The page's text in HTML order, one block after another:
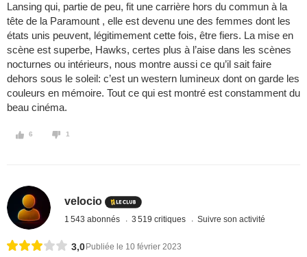
Lansing qui, partie de peu, fit une carrière hors du commun à la
tête de la Paramount , elle est devenu une des femmes dont les
états unis peuvent, légitimement cette fois, être fiers. La mise en
scène est superbe, Hawks, certes plus à l’aise dans les scènes
nocturnes ou intérieurs, nous montre aussi ce qu’il sait faire
dehors sous le soleil: c’est un western lumineux dont on garde les
couleurs en mémoire. Tout ce qui est montré est constamment du
beau cinéma.
6 1
velocio
1 543 abonnés 3 519 critiques Suivre son activité
3,0 Publiée le 10 février 2023